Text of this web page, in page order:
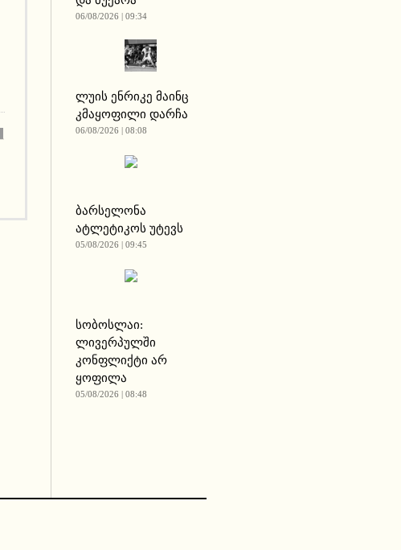
06/08/2026 | 09:34
ლუის ენრიკე მაინც
კმაყოფილი დარჩა
06/08/2026 | 08:08
ბარსელონა
ატლეტიკოს უტევს
05/08/2026 | 09:45
სობოსლაი:
ლივერპულში
კონფლიქტი არ
ყოფილა
05/08/2026 | 08:48